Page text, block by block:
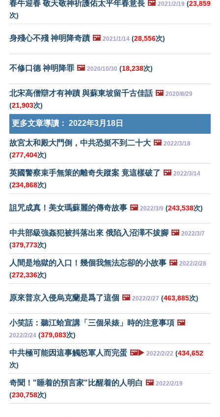
春牛迎春 敬天敬神祈護佑太平年春意長 🖼️ 2021/2/19 (23,859
次)
身殘心不殘 神明降奇蹟 🖼️ 2021/1/14 (28,556次)
不修口德 神明降罪 🖼️ 2020/10/30 (18,238次)
北宋高僧辯才有神蹟 與蘇東坡留千古佳話 🖼️ 2020/8/29
(21,903次)
更多文章導讀： 2022年3月18日
故宮太和殿大門倒，中共恐挺不到二十大 🖼️ 2022/3/18
(277,404次)
英國警察束手無策的離奇失蹤案 竟這樣破了 🖼️ 2022/3/14
(234,868次)
詛咒成真！美女瑪蘇麗的傳奇故事 🖼️ 2022/3/9 (243,538次)
中共部級強姦犯被抖落出來 俄陷入沼澤不拔腳 🖼️ 2022/3/7
(379,773次)
人間是地獄的入口！幾個我無法忘卻的小故事 🖼️ 2022/2/28
(272,336次)
原來普京入侵烏克蘭是爲了這個 🖼️ 2022/2/27 (463,885次)
小笑話：聽江蛤宣講「三個呆婊」時的注意事項 🖼️
2022/2/24 (379,083次)
中共極可能因這事觸怒軍人而完蛋 🖼️▶️ 2022/2/22 (434,652
次)
奇聞！"睡着的預言家"比醒着的人明白 🖼️ 2022/2/19
(230,758次)